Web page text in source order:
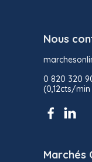
Nous
0 820 320
(0,12cts/
Marchés